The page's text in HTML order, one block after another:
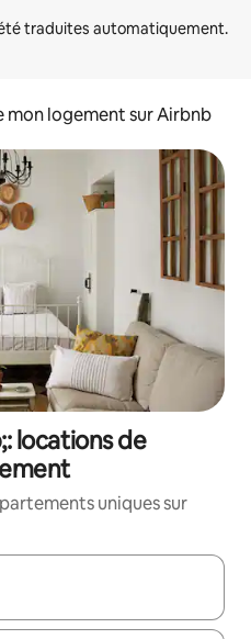
mon logement sur Airbnb
locations de
uniques sur
utilisez les flèches vers le